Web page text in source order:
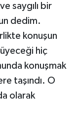
saygılı bir
dedim.
konuşun
hiç
konuşmak
taşındı. O
olarak